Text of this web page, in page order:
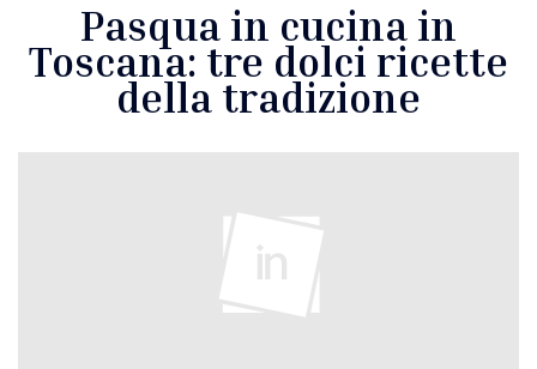
Pasqua in cucina in
Toscana: tre dolci ricette
della tradizione